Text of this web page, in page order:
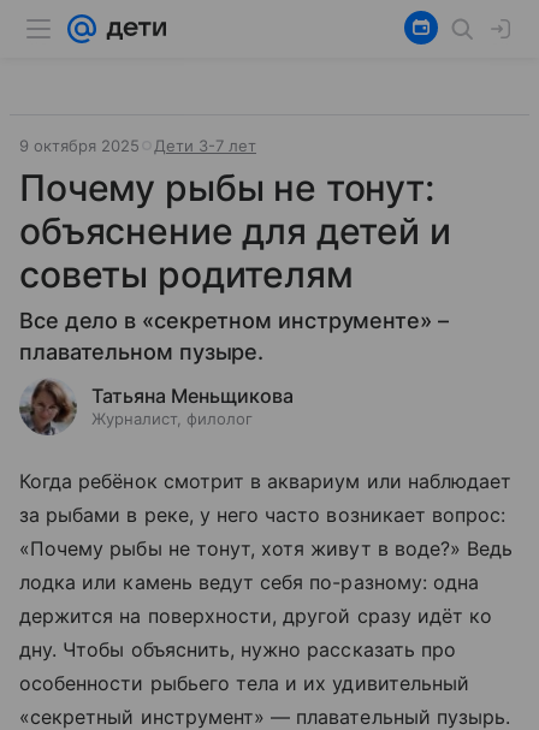
9 октября 2025 Дети 3-7 лет
Почему рыбы не тонут:
объяснение для детей и
советы родителям
Все дело в «секретном инструменте» –
плавательном пузыре.
Татьяна Меньщикова
Журналист, филолог
Когда ребёнок смотрит в аквариум или наблюдает
за рыбами в реке, у него часто возникает вопрос:
«Почему рыбы не тонут, хотя живут в воде?» Ведь
лодка или камень ведут себя по-разному: одна
держится на поверхности, другой сразу идёт ко
дну. Чтобы объяснить, нужно рассказать про
особенности рыбьего тела и их удивительный
«секретный инструмент» — плавательный пузырь.